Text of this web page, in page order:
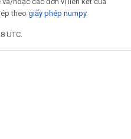
theo giấy phép numpy.
UTC.